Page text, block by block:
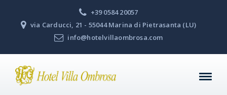
+39 0584 20057
via Carducci, 21 - 55044 Marina di Pietrasanta (LU)
info@hotelvillaombrosa.com